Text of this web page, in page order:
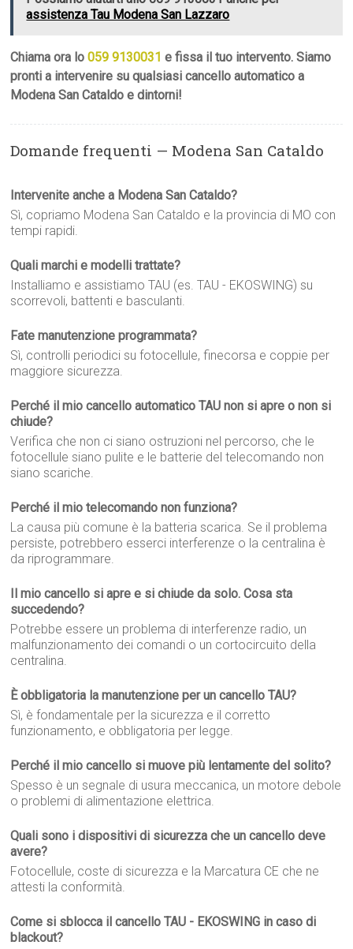
assistenza Tau Modena San Lazzaro
Chiama ora lo059 9130031 e fissa il tuo intervento. Siamo
pronti a intervenire su qualsiasi cancello automatico a
Modena San Cataldo e dintorni!
Domande frequenti — Modena San Cataldo
Intervenite anche a Modena San Cataldo?
Sì, copriamo Modena San Cataldo e la provincia di MO con
tempi rapidi.
Quali marchi e modelli trattate?
Installiamo e assistiamo TAU (es. TAU - EKOSWING) su
scorrevoli, battenti e basculanti.
Fate manutenzione programmata?
Sì, controlli periodici su fotocellule, finecorsa e coppie per
maggiore sicurezza.
Perché il mio cancello automatico TAU non si apre o non si
chiude?
Verifica che non ci siano ostruzioni nel percorso, che le
fotocellule siano pulite e le batterie del telecomando non
siano scariche.
Perché il mio telecomando non funziona?
La causa più comune è la batteria scarica. Se il problema
persiste, potrebbero esserci interferenze o la centralina è
da riprogrammare.
Il mio cancello si apre e si chiude da solo. Cosa sta
succedendo?
Potrebbe essere un problema di interferenze radio, un
malfunzionamento dei comandi o un cortocircuito della
centralina.
È obbligatoria la manutenzione per un cancello TAU?
Sì, è fondamentale per la sicurezza e il corretto
funzionamento, e obbligatoria per legge.
Perché il mio cancello si muove più lentamente del solito?
Spesso è un segnale di usura meccanica, un motore debole
o problemi di alimentazione elettrica.
Quali sono i dispositivi di sicurezza che un cancello deve
avere?
Fotocellule, coste di sicurezza e la Marcatura CE che ne
attesti la conformità.
Come si sblocca il cancello TAU - EKOSWING in caso di
blackout?